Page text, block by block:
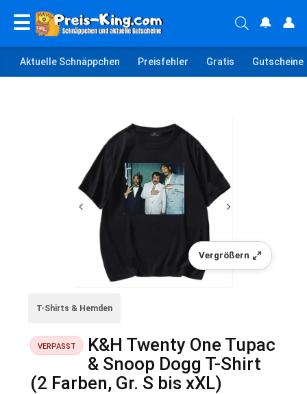
☰ 🔔 👤
Aktuelle Schnäppchen Preisfehler Gratis Gutscheine
Vergrößern
T-Shirts & Hemden
VERPASST
K&H Twenty One Tupac
& Snoop Dogg T-Shirt
(2 Farben, Gr. S bis xXL)